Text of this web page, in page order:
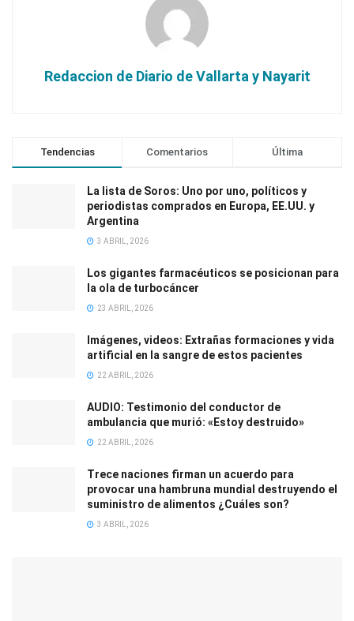
Redaccion de Diario de Vallarta y Nayarit
Tendencias Comentarios Última
La lista de Soros: Uno por uno, políticos y
periodistas comprados en Europa, EE.UU. y
Argentina
3 ABRIL, 2026
Los gigantes farmacéuticos se posicionan para
la ola de turbocáncer
23 ABRIL, 2026
Imágenes, videos: Extrañas formaciones y vida
artificial en la sangre de estos pacientes
22 ABRIL, 2026
AUDIO: Testimonio del conductor de
ambulancia que murió: «Estoy destruido»
22 ABRIL, 2026
Trece naciones firman un acuerdo para
provocar una hambruna mundial destruyendo el
suministro de alimentos ¿Cuáles son?
3 ABRIL, 2026